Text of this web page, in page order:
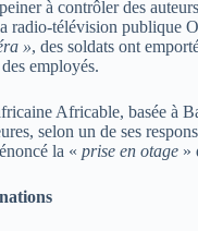
à contrôler des
radio-télévision publique
», des soldats ont
employés.
Africable, basée à
selon un de ses
la « prise en otage »